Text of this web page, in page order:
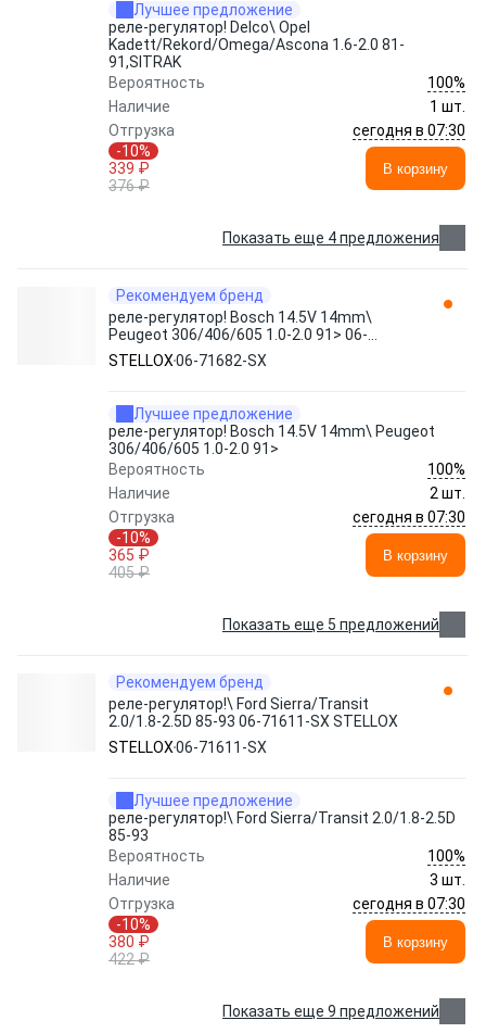
Лучшее предложение
реле-регулятор! Delco\ Opel
Kadett/Rekord/Omega/Ascona 1.6-2.0 81-
91,SITRAK
Вероятность
100%
Наличие
1 шт.
Отгрузка
сегодня в 07:30
-10%
339 ₽
376 ₽
В корзину
Показать еще 4 предложения
Рекомендуем бренд
реле-регулятор! Bosch 14.5V 14mm\
Peugeot 306/406/605 1.0-2.0 91> 06-
71682-SX STELLOX
STELLOX06-71682-SX
Лучшее предложение
реле-регулятор! Bosch 14.5V 14mm\ Peugeot
306/406/605 1.0-2.0 91>
Вероятность
100%
Наличие
2 шт.
Отгрузка
сегодня в 07:30
-10%
365 ₽
405 ₽
В корзину
Показать еще 5 предложений
Рекомендуем бренд
реле-регулятор!\ Ford Sierra/Transit
2.0/1.8-2.5D 85-93 06-71611-SX STELLOX
STELLOX06-71611-SX
Лучшее предложение
реле-регулятор!\ Ford Sierra/Transit 2.0/1.8-2.5D
85-93
Вероятность
100%
Наличие
3 шт.
Отгрузка
сегодня в 07:30
-10%
380 ₽
422 ₽
В корзину
Показать еще 9 предложений